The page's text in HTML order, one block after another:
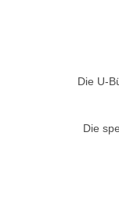
Die U-
Die